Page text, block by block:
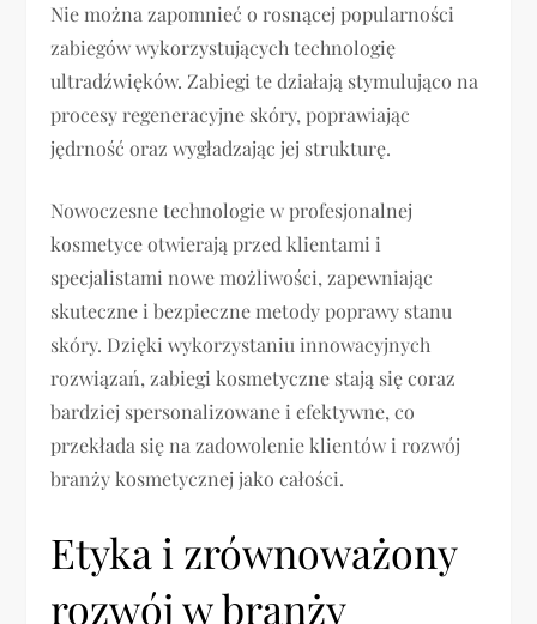
Nie można zapomnieć o rosnącej popularności
zabiegów wykorzystujących technologię
ultradźwięków. Zabiegi te działają stymulująco na
procesy regeneracyjne skóry, poprawiając
jędrność oraz wygładzając jej strukturę.
Nowoczesne technologie w profesjonalnej
kosmetyce otwierają przed klientami i
specjalistami nowe możliwości, zapewniając
skuteczne i bezpieczne metody poprawy stanu
skóry. Dzięki wykorzystaniu innowacyjnych
rozwiązań, zabiegi kosmetyczne stają się coraz
bardziej spersonalizowane i efektywne, co
przekłada się na zadowolenie klientów i rozwój
branży kosmetycznej jako całości.
Etyka i zrównoważony
rozwój w branży